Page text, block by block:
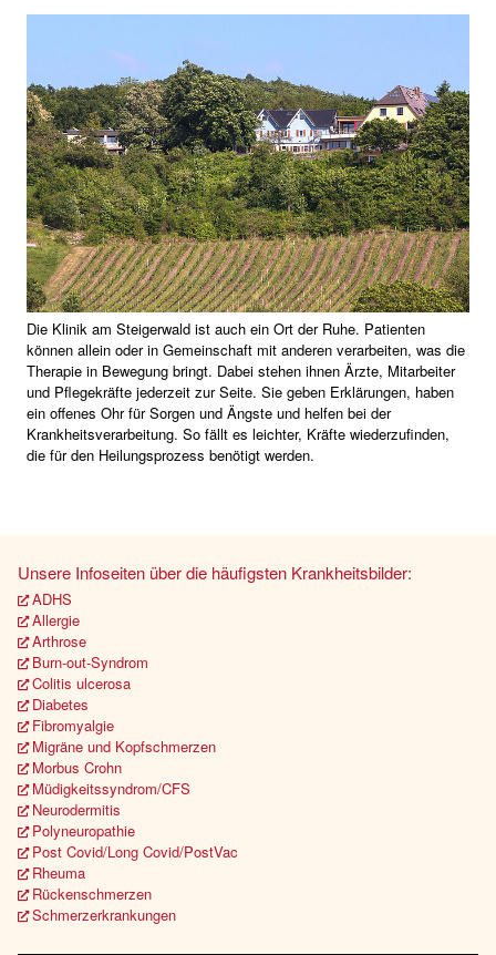
Die Klinik am Steigerwald ist auch ein Ort der Ruhe. Patienten
können allein oder in Gemeinschaft mit anderen verarbeiten, was die
Therapie in Bewegung bringt. Dabei stehen ihnen Ärzte, Mitarbeiter
und Pflegekräfte jederzeit zur Seite. Sie geben Erklärungen, haben
ein offenes Ohr für Sorgen und Ängste und helfen bei der
Krankheitsverarbeitung. So fällt es leichter, Kräfte wiederzufinden,
die für den Heilungsprozess benötigt werden.
Unsere Infoseiten über die häufigsten Krankheitsbilder:
ADHS
Allergie
Arthrose
Burn-out-Syndrom
Colitis ulcerosa
Diabetes
Fibromyalgie
Migräne und Kopfschmerzen
Morbus Crohn
Müdigkeitssyndrom/CFS
Neurodermitis
Polyneuropathie
Post Covid/Long Covid/PostVac
Rheuma
Rückenschmerzen
Schmerzerkrankungen